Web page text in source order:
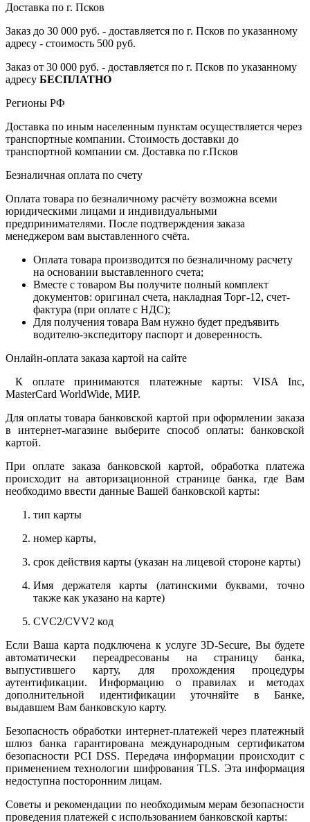
Доставка по г. Псков
Заказ до 30 000 руб. - доставляется по г. Псков по указанному
адресу - стоимость 500 руб.
Заказ от 30 000 руб. - доставляется по г. Псков по указанному
адресу БЕСПЛАТНО
Регионы РФ
Доставка по иным населенным пунктам осуществляется через
транспортные компании. Стоимость доставки до
транспортной компании см. Доставка по г.Псков
Безналичная оплата по счету
Оплата товара по безналичному расчёту возможна всеми
юридическими лицами и индивидуальными
предпринимателями. После подтверждения заказа
менеджером вам выставленного счёта.
Оплата товара производится по безналичному расчету
на основании выставленного счета;
Вместе с товаром Вы получите полный комплект
документов: оригинал счета, накладная Торг-12, счет-
фактура (при оплате с НДС);
Для получения товара Вам нужно будет предъявить
водителю-экспедитору паспорт и доверенность.
Онлайн-оплата заказа картой на сайте
К оплате принимаются платежные карты: VISA Inc,
MasterCard WorldWide, МИР.
Для оплаты товара банковской картой при оформлении заказа
в интернет-магазине выберите способ оплаты: банковской
картой.
При оплате заказа банковской картой, обработка платежа
происходит на авторизационной странице банка, где Вам
необходимо ввести данные Вашей банковской карты:
тип карты
номер карты,
срок действия карты (указан на лицевой стороне карты)
Имя держателя карты (латинскими буквами, точно
также как указано на карте)
CVC2/CVV2 код
Если Ваша карта подключена к услуге 3D-Secure, Вы будете
автоматически переадресованы на страницу банка,
выпустившего карту, для прохождения процедуры
аутентификации. Информацию о правилах и методах
дополнительной идентификации уточняйте в Банке,
выдавшем Вам банковскую карту.
Безопасность обработки интернет-платежей через платежный
шлюз банка гарантирована международным сертификатом
безопасности PCI DSS. Передача информации происходит с
применением технологии шифрования TLS. Эта информация
недоступна посторонним лицам.
Советы и рекомендации по необходимым мерам безопасности
проведения платежей с использованием банковской карты: